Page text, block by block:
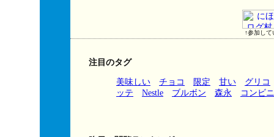
↑参加して
注目のタグ
美味しい チョコ 限定 甘い
グリコ
ッテ
Nestle ブルボン 森永 コンビニ